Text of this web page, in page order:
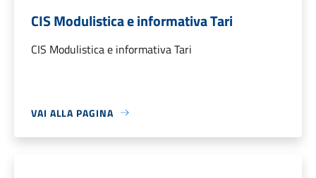
CIS Modulistica e informativa Tari
CIS Modulistica e informativa Tari
VAI ALLA PAGINA